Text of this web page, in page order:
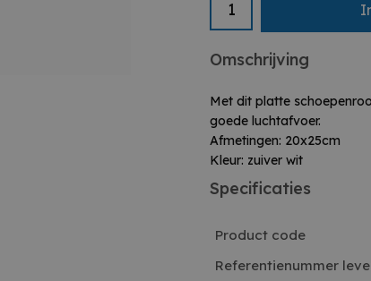
Omschrijving
Met dit platte
goede luchtafvoer.
Afmetingen: 20x25cm
Kleur: zuiver wit
Specificaties
Product code
Referentienummer